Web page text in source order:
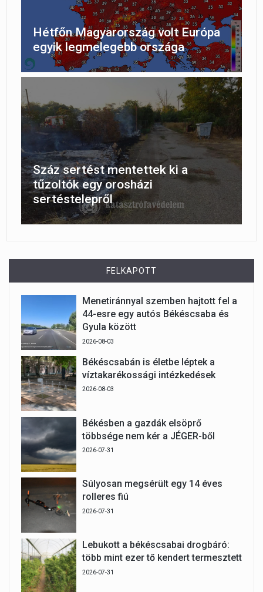
Hétfőn Magyarország volt Európa
egyik legmelegebb országa
Száz sertést mentettek ki a
tűzoltók egy orosházi
sertéstelepről
FELKAPOTT
Menetiránnyal szemben hajtott fel a
44-esre egy autós Békéscsaba és
Gyula között
2026-08-03
Békéscsabán is életbe léptek a
víztakarékossági intézkedések
2026-08-03
Békésben a gazdák elsöprő
többsége nem kér a JÉGER-ből
2026-07-31
Súlyosan megsérült egy 14 éves
rolleres fiú
2026-07-31
Lebukott a békéscsabai drogbáró:
több mint ezer tő kendert termesztett
2026-07-31